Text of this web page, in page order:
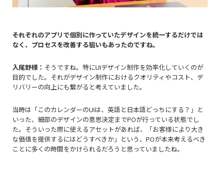
――それぞれのアプリで個別に作っていたデザインを統一するだけでは
なく、プロセスを改善する狙いもあったのですね。
入尾野様： そうですね。特にUIデザイン制作を効率化していくのが
目的でした。それがデザイン制作におけるクオリティやコスト、デ
リバリーの向上にも繋がると考えていました。
当時は「このカレンダーのUIは、英語と日本語どっちにする？」と
いった、細部のデザインの意思決定までPOが行っている状態でし
た。そういった際に使えるアセットがあれば、「お客様により大き
な価値を提供するにはどうすべきか」という、POが本来考えるべき
ことに多くの時間をかけられるだろうと思っていましたね。